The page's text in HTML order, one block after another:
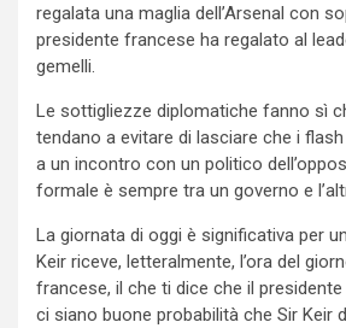
regalata una maglia dell’Arsenal con
presidente francese ha regalato al
gemelli.
Le sottigliezze diplomatiche fanno sì
tendano a evitare di lasciare che i
a un incontro con un politico
formale è sempre tra un governo e
La giornata di oggi è significativa per
Keir riceve, letteralmente, l’ora del
francese, il che ti dice che il
ci siano buone probabilità che Sir Keir